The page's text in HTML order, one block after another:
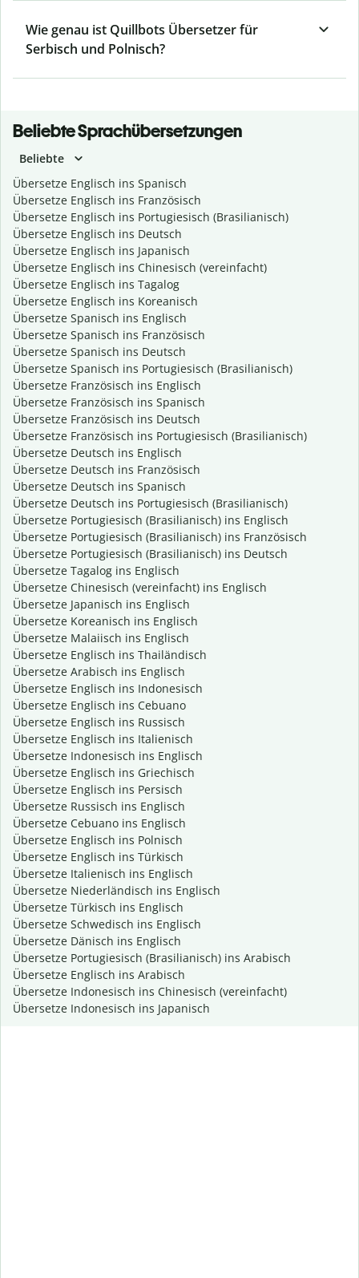
Wie genau ist Quillbots Übersetzer für
Serbisch und Polnisch?
Beliebte Sprachübersetzungen
Beliebte
Übersetze Englisch ins Spanisch
Übersetze Englisch ins Französisch
Übersetze Englisch ins Portugiesisch (Brasilianisch)
Übersetze Englisch ins Deutsch
Übersetze Englisch ins Japanisch
Übersetze Englisch ins Chinesisch (vereinfacht)
Übersetze Englisch ins Tagalog
Übersetze Englisch ins Koreanisch
Übersetze Spanisch ins Englisch
Übersetze Spanisch ins Französisch
Übersetze Spanisch ins Deutsch
Übersetze Spanisch ins Portugiesisch (Brasilianisch)
Übersetze Französisch ins Englisch
Übersetze Französisch ins Spanisch
Übersetze Französisch ins Deutsch
Übersetze Französisch ins Portugiesisch (Brasilianisch)
Übersetze Deutsch ins Englisch
Übersetze Deutsch ins Französisch
Übersetze Deutsch ins Spanisch
Übersetze Deutsch ins Portugiesisch (Brasilianisch)
Übersetze Portugiesisch (Brasilianisch) ins Englisch
Übersetze Portugiesisch (Brasilianisch) ins Französisch
Übersetze Portugiesisch (Brasilianisch) ins Deutsch
Übersetze Tagalog ins Englisch
Übersetze Chinesisch (vereinfacht) ins Englisch
Übersetze Japanisch ins Englisch
Übersetze Koreanisch ins Englisch
Übersetze Malaiisch ins Englisch
Übersetze Englisch ins Thailändisch
Übersetze Arabisch ins Englisch
Übersetze Englisch ins Indonesisch
Übersetze Englisch ins Cebuano
Übersetze Englisch ins Russisch
Übersetze Englisch ins Italienisch
Übersetze Indonesisch ins Englisch
Übersetze Englisch ins Griechisch
Übersetze Englisch ins Persisch
Übersetze Russisch ins Englisch
Übersetze Cebuano ins Englisch
Übersetze Englisch ins Polnisch
Übersetze Englisch ins Türkisch
Übersetze Italienisch ins Englisch
Übersetze Niederländisch ins Englisch
Übersetze Türkisch ins Englisch
Übersetze Schwedisch ins Englisch
Übersetze Dänisch ins Englisch
Übersetze Portugiesisch (Brasilianisch) ins Arabisch
Übersetze Englisch ins Arabisch
Übersetze Indonesisch ins Chinesisch (vereinfacht)
Übersetze Indonesisch ins Japanisch